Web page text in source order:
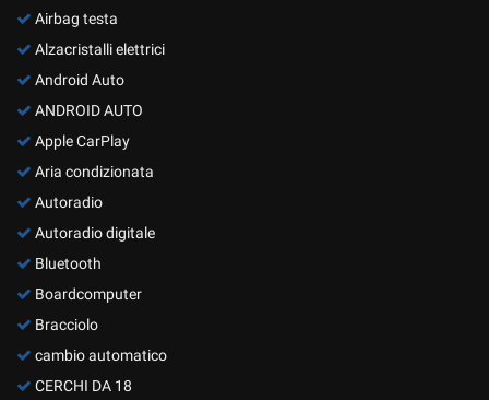
Airbag testa
Alzacristalli elettrici
Android Auto
ANDROID AUTO
Apple CarPlay
Aria condizionata
Autoradio
Autoradio digitale
Bluetooth
Boardcomputer
Bracciolo
cambio automatico
CERCHI DA 18